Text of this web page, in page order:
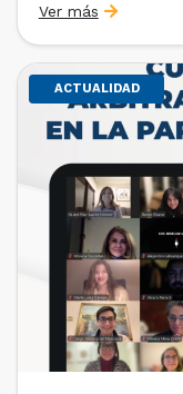
de la Cámara de
realizaron […]
Ver más
ACTUALIDAD